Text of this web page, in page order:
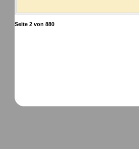
Seite 2 von 880